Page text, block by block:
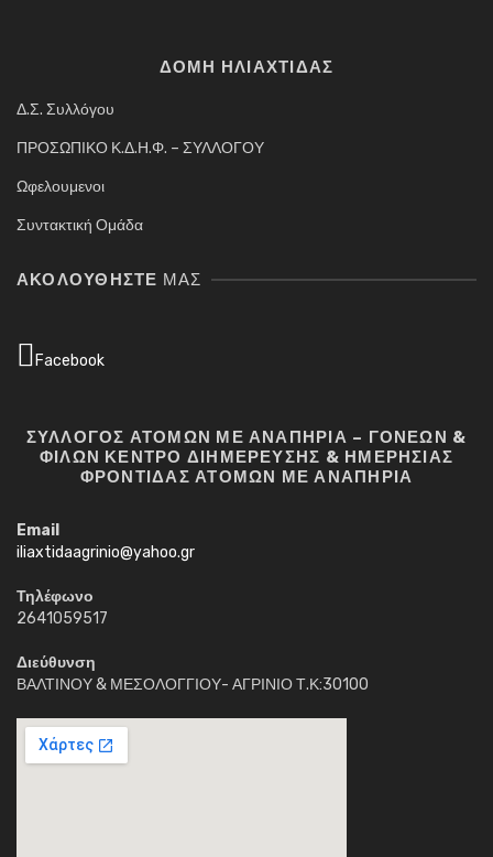
ΔΟΜΗ ΗΛΙΑΧΤΙΔΑΣ
Δ.Σ. Συλλόγου
ΠΡΟΣΩΠΙΚΟ Κ.Δ.Η.Φ. – ΣΥΛΛΟΓΟΥ
Ωφελουμενοι
Συντακτική Ομάδα
ΑΚΟΛΟΥΘΉΣΤΕ ΜΑΣ
Facebook
ΣΥΛΛΟΓΟΣ ΑΤΟΜΩΝ ΜΕ ΑΝΑΠΗΡΙΑ – ΓΟΝΕΩΝ &
ΦΙΛΩΝ ΚΕΝΤΡΟ ΔΙΗΜΕΡΕΥΣΗΣ & ΗΜΕΡΗΣΙΑΣ
ΦΡΟΝΤΙΔΑΣ ΑΤΟΜΩΝ ΜΕ ΑΝΑΠΗΡΙΑ
Email
iliaxtidaagrinio@yahoo.gr
Τηλέφωνο
2641059517
Διεύθυνση
ΒΑΛΤΙΝΟΥ & ΜΕΣΟΛΟΓΓΙΟΥ- ΑΓΡΙΝΙΟ Τ.Κ:30100